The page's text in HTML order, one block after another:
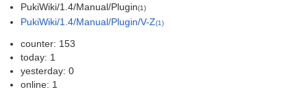
PukiWiki/1.4/Manual/Plugin(1)
PukiWiki/1.4/Manual/Plugin/V-Z(1)
counter: 153
today: 1
yesterday: 0
online: 1